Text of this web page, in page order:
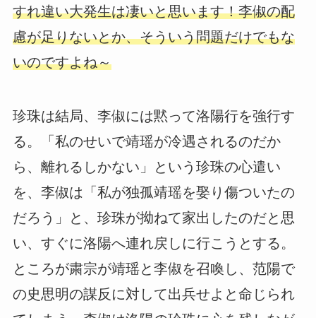
すれ違い大発生は凄いと思います！李俶の配
慮が足りないとか、そういう問題だけでもな
いのですよね～
珍珠は結局、李俶には黙って洛陽行を強行す
る。「私のせいで靖瑶が冷遇されるのだか
ら、離れるしかない」という珍珠の心遣い
を、李俶は「私が独孤靖瑶を娶り傷ついたの
だろう」と、珍珠が拗ねて家出したのだと思
い、すぐに洛陽へ連れ戻しに行こうとする。
ところが粛宗が靖瑶と李俶を召喚し、范陽で
の史思明の謀反に対して出兵せよと命じられ